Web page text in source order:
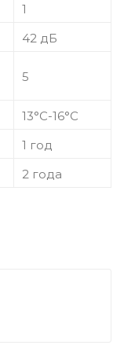
1
42 дБ
5
13°С-16°С
1 год
2 года